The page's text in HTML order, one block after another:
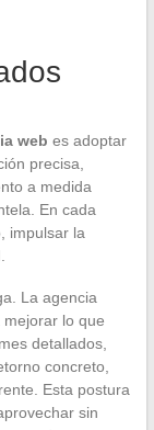
web es adoptar
precisa,
a medida
En cada
impulsar la
La agencia
lo que
detallados,
concreto,
Esta postura
sin